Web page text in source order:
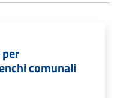
comunali